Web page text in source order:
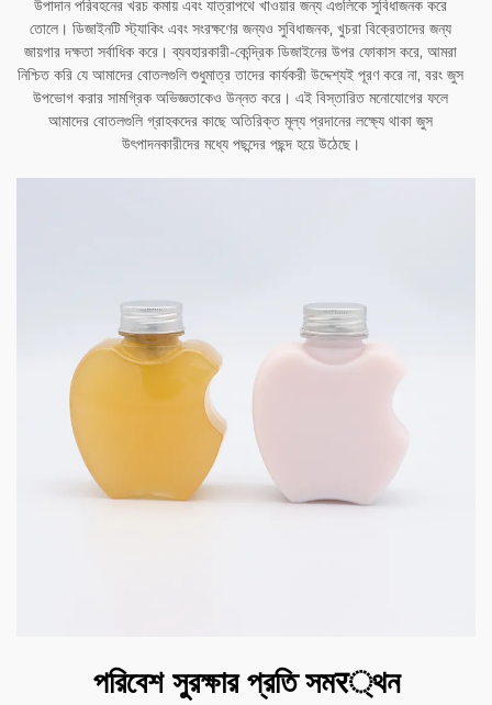
উপাদান পরিবহনের খরচ কমায় এবং যাত্রাপথে খাওয়ার জন্য এগুলিকে সুবিধাজনক করে
তোলে। ডিজাইনটি স্ট্যাকিং এবং সংরক্ষণের জন্যও সুবিধাজনক, খুচরা বিক্রেতাদের জন্য
জায়গার দক্ষতা সর্বাধিক করে। ব্যবহারকারী-কেন্দ্রিক ডিজাইনের উপর ফোকাস করে, আমরা
নিশ্চিত করি যে আমাদের বোতলগুলি শুধুমাত্র তাদের কার্যকরী উদ্দেশ্যই পূরণ করে না, বরং জুস
উপভোগ করার সামগ্রিক অভিজ্ঞতাকেও উন্নত করে। এই বিস্তারিত মনোযোগের ফলে
আমাদের বোতলগুলি গ্রাহকদের কাছে অতিরিক্ত মূল্য প্রদানের লক্ষ্যে থাকা জুস
উৎপাদনকারীদের মধ্যে পছন্দের পছন্দ হয়ে উঠেছে।
পরিবেশ সুরক্ষার প্রতি সমर্থন